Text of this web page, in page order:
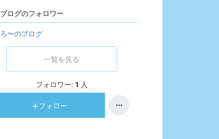
ログのフォロワー
〜のブログ
一覧を見る
フォロワー: 1 人
フォロー